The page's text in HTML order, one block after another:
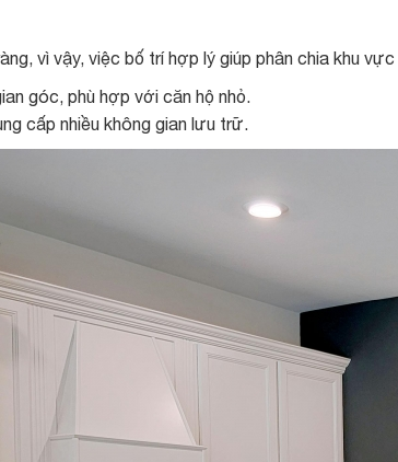
vì vậy, việc bố trí hợp lý giúp phân chia khu
góc, phù hợp với căn hộ nhỏ.
cấp nhiều không gian lưu trữ.